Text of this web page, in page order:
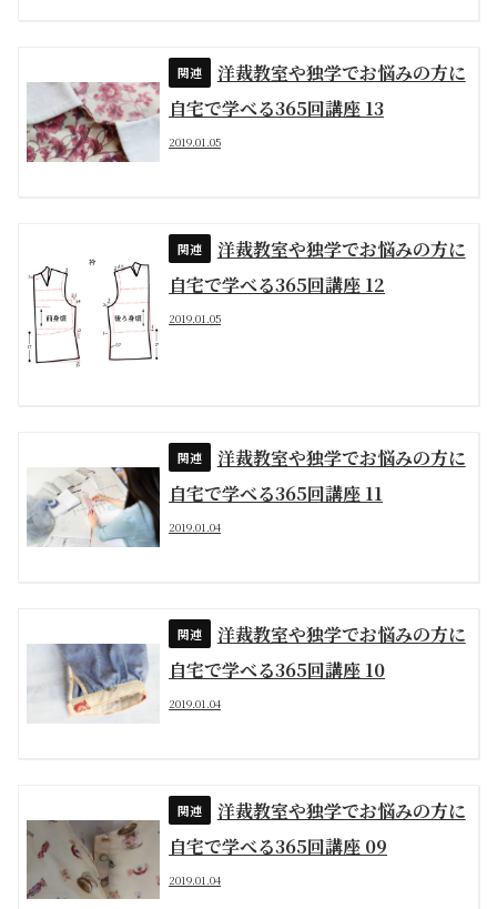
洋裁教室や独学でお悩みの方に
自宅で学べる365回講座 13
2019.01.05
洋裁教室や独学でお悩みの方に
自宅で学べる365回講座 12
2019.01.05
洋裁教室や独学でお悩みの方に
自宅で学べる365回講座 11
2019.01.04
洋裁教室や独学でお悩みの方に
自宅で学べる365回講座 10
2019.01.04
洋裁教室や独学でお悩みの方に
自宅で学べる365回講座 09
2019.01.04